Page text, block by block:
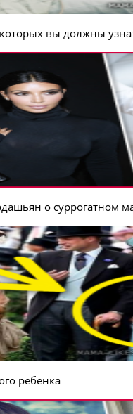
вы должны
о суррогатном
ребенка